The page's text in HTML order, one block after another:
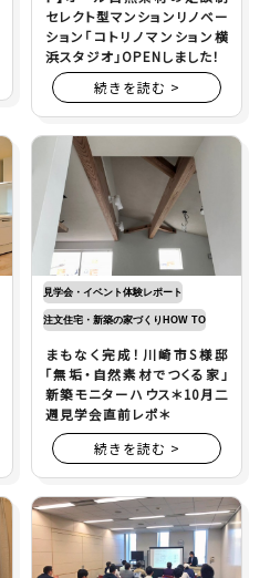
セレクト型マンションリノベー
ション「コトリノマンション横
浜スタジオ」OPENしました！
続きを読む >
見学会・イベント体験レポート
注文住宅・新築の家づくりHOW TO
まもなく完成！川崎市S様邸
「無垢・自然素材でつくる家」
新築モニターハウス＊10月二
週見学会直前レポ＊
続きを読む >